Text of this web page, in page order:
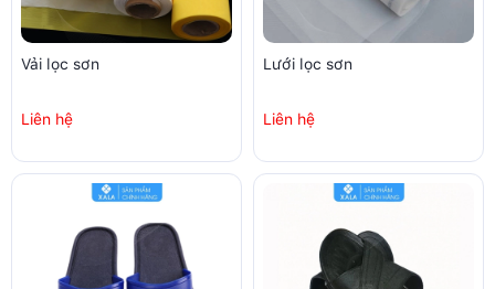
Vải lọc sơn
Liên hệ
Lưới lọc sơn
Liên hệ